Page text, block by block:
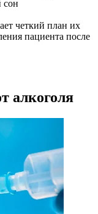
сон
четкий план их
пациента после
алкоголя